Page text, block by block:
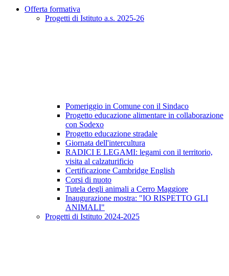
Offerta formativa
Progetti di Istituto a.s. 2025-26
Pomeriggio in Comune con il Sindaco
Progetto educazione alimentare in collaborazione
con Sodexo
Progetto educazione stradale
Giornata dell'intercultura
RADICI E LEGAMI: legami con il territorio,
visita al calzaturificio
Certificazione Cambridge English
Corsi di nuoto
Tutela degli animali a Cerro Maggiore
Inaugurazione mostra: "IO RISPETTO GLI
ANIMALI"
Progetti di Istituto 2024-2025